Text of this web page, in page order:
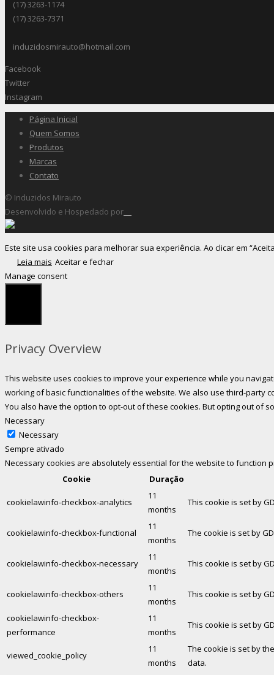
(17) 3263-1174
(17) 3263-7371
induzidosmirauto@hotmail.com
Facebook
Twitter
Instagram
Página Inicial
Quem Somos
Produtos
Marcas
Contato
© Induzidos Mirauto
Desenvolvido e Hospedado por
Este site usa cookies para melhorar sua experiência. Ao clicar em
Leia mais Aceitar e fechar
Manage consent
Privacy Overview
This website uses cookies to improve your experience while you
working of basic functionalities of the website. We also use third-party
You also have the option to opt-out of these cookies. But opting out of
Necessary
Necessary
Sempre ativado
Necessary cookies are absolutely essential for the website to
Cookie
Duração
cookielawinfo-checkbox-analytics
11
months
This cookie is set by
cookielawinfo-checkbox-functional
11
months
The cookie is set by
cookielawinfo-checkbox-necessary
11
months
This cookie is set by
cookielawinfo-checkbox-others
11
months
This cookie is set by
cookielawinfo-checkbox-
performance
11
months
This cookie is set by
viewed_cookie_policy
11
months
The cookie is set by
data.